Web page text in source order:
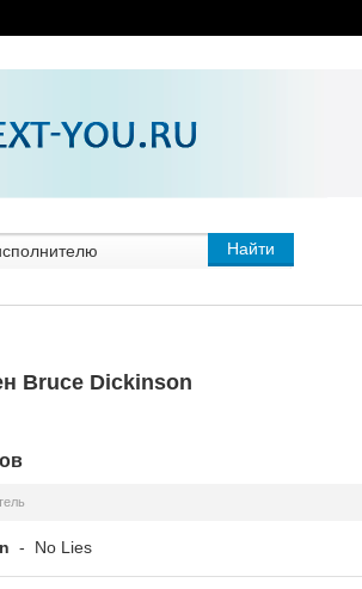
Bruce Dickinson
- No Lies